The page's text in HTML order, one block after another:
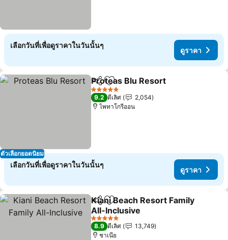
เลือกวันที่เพื่อดูราคาในวันนั้นๆ
ดูราคา
ตัวเลือกยอดนิยม
แชร์ เพิ่มในรายการโปรด
Proteas Blu Resort
5 ดาว
9.2 ดีเลิศ
2,054
ไพทาโกรีออน
เลือกวันที่เพื่อดูราคาในวันนั้นๆ
ดูราคา
แชร์ เพิ่มในรายการโปรด
Kiani Beach Resort Family
All-Inclusive
ดูราคา
5 ดาว
8.9 ดีเลิศ
13,749
ชาเนีย